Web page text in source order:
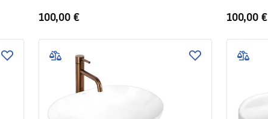
100,00 € 100,00 €